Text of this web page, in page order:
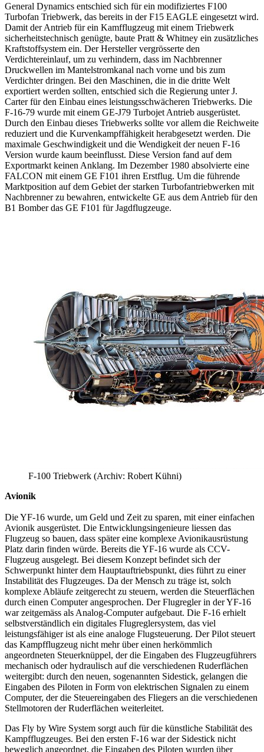
General Dynamics entschied sich für ein modifiziertes F100
Turbofan Triebwerk, das bereits in der F15 EAGLE eingesetzt wird.
Damit der Antrieb für ein Kamfflugzeug mit einem Triebwerk
sicherheitstechnisch genügte, baute Pratt & Whitney ein zusätzliches
Kraftstoffsystem ein. Der Hersteller vergrösserte den
Verdichtereinlauf, um zu verhindern, dass im Nachbrenner
Druckwellen im Mantelstromkanal nach vorne und bis zum
Verdichter dringen. Bei den Maschinen, die in die dritte Welt
exportiert werden sollten, entschied sich die Regierung unter J.
Carter für den Einbau eines leistungsschwächeren Triebwerks. Die
F-16-79 wurde mit einem GE-J79 Turbojet Antrieb ausgerüstet.
Durch den Einbau dieses Triebwerks sollte vor allem die Reichweite
reduziert und die Kurvenkampffähigkeit herabgesetzt werden. Die
maximale Geschwindigkeit und die Wendigkeit der neuen F-16
Version wurde kaum beeinflusst. Diese Version fand auf dem
Exportmarkt keinen Anklang. Im Dezember 1980 absolvierte eine
FALCON mit einem GE F101 ihren Erstflug. Um die führende
Marktposition auf dem Gebiet der starken Turbofantriebwerken mit
Nachbrenner zu bewahren, entwickelte GE aus dem Antrieb für den
B1 Bomber das GE F101 für Jagdflugzeuge.
F-100 Triebwerk (Archiv: Robert Kühni)
Avionik
Die YF-16 wurde, um Geld und Zeit zu sparen, mit einer einfachen
Avionik ausgerüstet. Die Entwicklungsingenieure liessen das
Flugzeug so bauen, dass später eine komplexe Avionikausrüstung
Platz darin finden würde. Bereits die YF-16 wurde als CCV-
Flugzeug ausgelegt. Bei diesem Konzept befindet sich der
Schwerpunkt hinter dem Hauptauftriebspunkt, dies führt zu einer
Instabilität des Flugzeuges. Da der Mensch zu träge ist, solch
komplexe Abläufe zeitgerecht zu steuern, werden die Steuerflächen
durch einen Computer angesprochen. Der Flugregler in der YF-16
war zeitgemäss als Analog-Computer aufgebaut. Die F-16 erhielt
selbstverständlich ein digitales Flugreglersystem, das viel
leistungsfähiger ist als eine analoge Flugsteuerung. Der Pilot steuert
das Kampfflugzeug nicht mehr über einen herkömmlich
angeordneten Steuerknüppel, der die Eingaben des Flugzeugführers
mechanisch oder hydraulisch auf die verschiedenen Ruderflächen
weitergibt: durch den neuen, sogenannten Sidestick, gelangen die
Eingaben des Piloten in Form von elektrischen Signalen zu einem
Computer, der die Steuereingaben des Fliegers an die verschiedenen
Stellmotoren der Ruderflächen weiterleitet.
Das Fly by Wire System sorgt auch für die künstliche Stabilität des
Kampfflugzeuges. Bei den ersten F-16 war der Sidestick nicht
beweglich angeordnet, die Eingaben des Piloten wurden über